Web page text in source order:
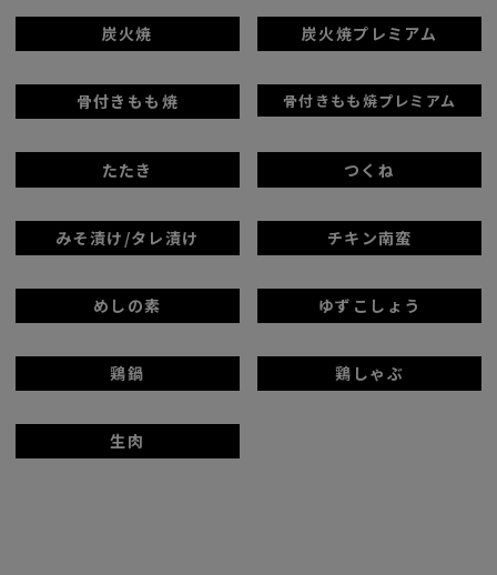
炭火焼 炭火焼プレミアム
骨付きもも焼 骨付きもも焼プレミアム
たたき つくね
みそ漬け/タレ漬け チキン南蛮
めしの素 ゆずこしょう
鶏鍋 鶏しゃぶ
生肉